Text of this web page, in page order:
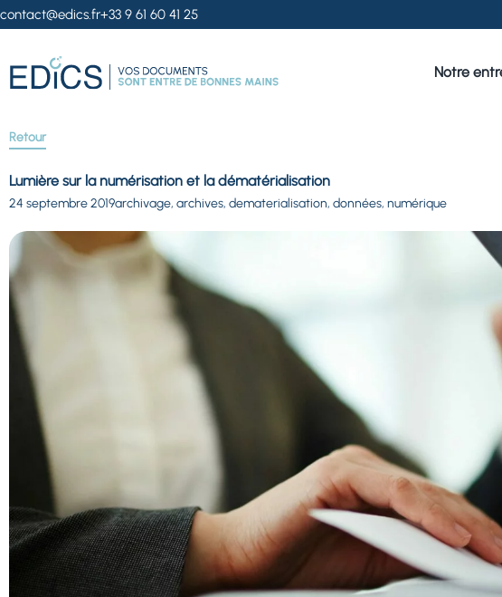
contact@edics.fr+33 9 61 60 41 25
Notre
Retour
Lumière sur la numérisation et la dématérialisation
24 septembre 2019archivage, archives, dematerialisation, données, numérique